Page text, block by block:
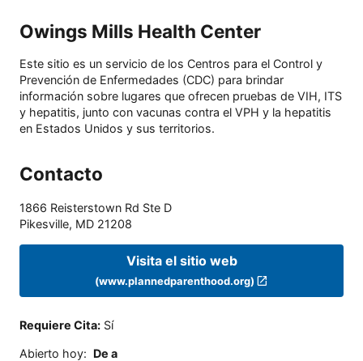
Owings Mills Health Center
Este sitio es un servicio de los Centros para el Control y
Prevención de Enfermedades (CDC) para brindar
información sobre lugares que ofrecen pruebas de VIH, ITS
y hepatitis, junto con vacunas contra el VPH y la hepatitis
en Estados Unidos y sus territorios.
Contacto
1866 Reisterstown Rd Ste D
Pikesville, MD 21208
Visita el sitio web
(www.plannedparenthood.org)
Requiere Cita: Sí
Abierto hoy: De a